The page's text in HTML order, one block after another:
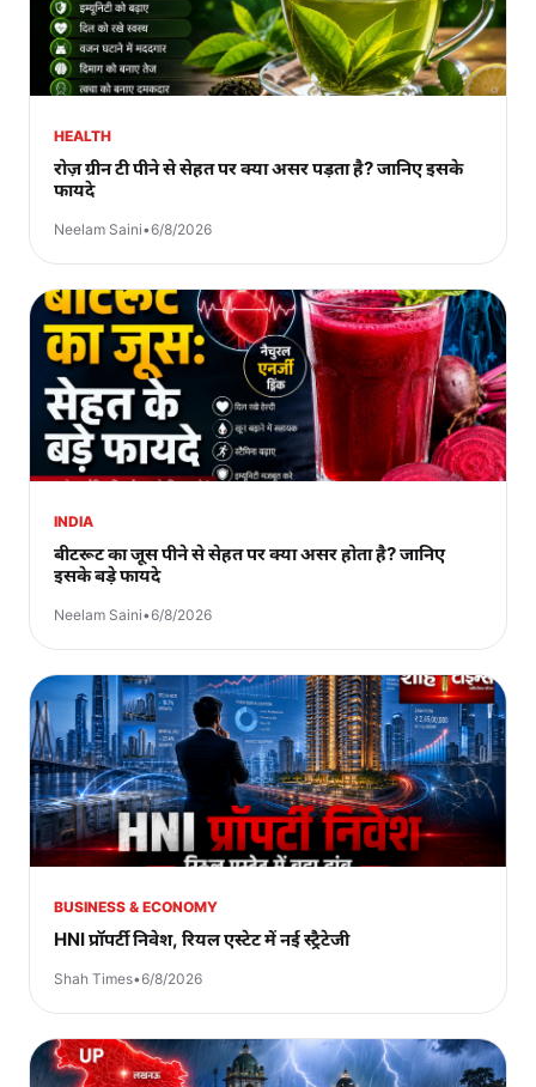
HEALTH
रोज़ ग्रीन टी पीने से सेहत पर क्या असर पड़ता है? जानिए इसके
फायदे
Neelam Saini•6/8/2026
INDIA
बीटरूट का जूस पीने से सेहत पर क्या असर होता है? जानिए
इसके बड़े फायदे
Neelam Saini•6/8/2026
BUSINESS & ECONOMY
HNI प्रॉपर्टी निवेश, रियल एस्टेट में नई स्ट्रैटेजी
Shah Times•6/8/2026